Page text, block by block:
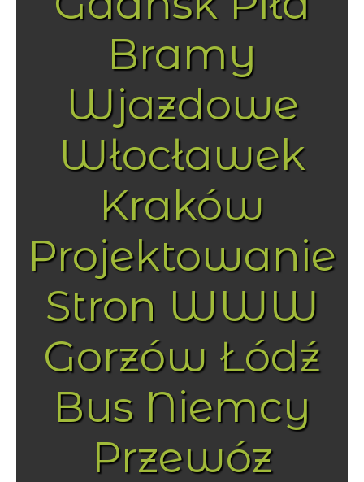
Bramy
Wjazdowe
Włocławek
Kraków
Projektowanie
Stron WWW
Gorzów Łódź
Bus Niemcy
Przewóz